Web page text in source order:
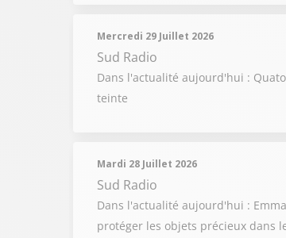
Mercredi 29 Juillet 2026
Sud Radio
Dans l'actualité aujourd'hui :
teinte
Mardi 28 Juillet 2026
Sud Radio
Dans l'actualité aujourd'hui :
protéger les objets précieux dans